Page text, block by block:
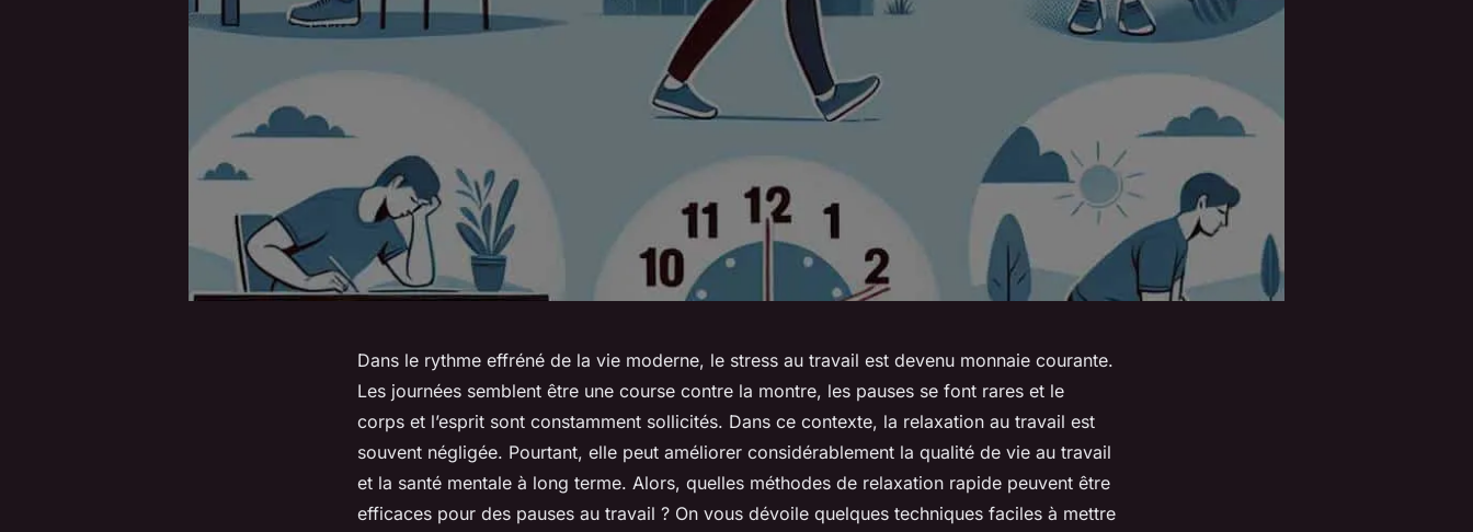
Dans le rythme effréné de la vie moderne, le stress au travail est devenu monnaie courante.
Les journées semblent être une course contre la montre, les pauses se font rares et le
corps et l’esprit sont constamment sollicités. Dans ce contexte, la relaxation au travail est
souvent négligée. Pourtant, elle peut améliorer considérablement la qualité de vie au travail
et la santé mentale à long terme. Alors, quelles méthodes de relaxation rapide peuvent être
efficaces pour des pauses au travail ? On vous dévoile quelques techniques faciles à mettre